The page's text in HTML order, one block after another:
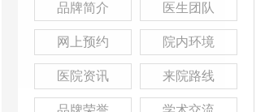
品牌简介 医生团队
网上预约 院内环境
医院资讯 来院路线